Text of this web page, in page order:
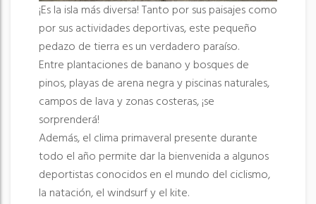
¡Es la isla más diversa! Tanto por sus paisajes como
por sus actividades deportivas, este pequeño
pedazo de tierra es un verdadero paraíso.
Entre plantaciones de banano y bosques de
pinos, playas de arena negra y piscinas naturales,
campos de lava y zonas costeras, ¡se
sorprenderá!
Además, el clima primaveral presente durante
todo el año permite dar la bienvenida a algunos
deportistas conocidos en el mundo del ciclismo,
la natación, el windsurf y el kite.